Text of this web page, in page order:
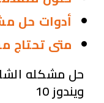
أدوات حل
متى
حل مشكله
ويندوز 10